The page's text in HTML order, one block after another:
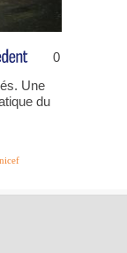
0
Une
du